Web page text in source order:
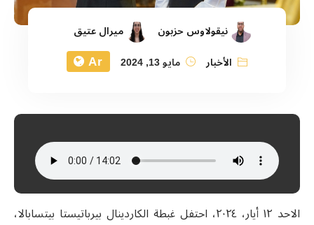
نيقولاوس حزبون
ميرال عتيق
الأخبار
مايو 13, 2024 Ar
الاحد ١٢ أيار، ٢٠٢٤، احتفل غبطة الكاردينال بيرباتيستا بيتسابالا،